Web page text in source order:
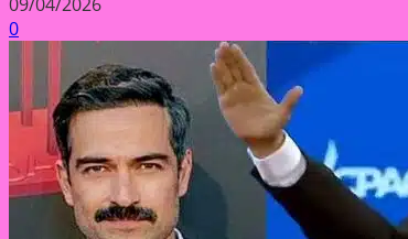
09/04/2026
0